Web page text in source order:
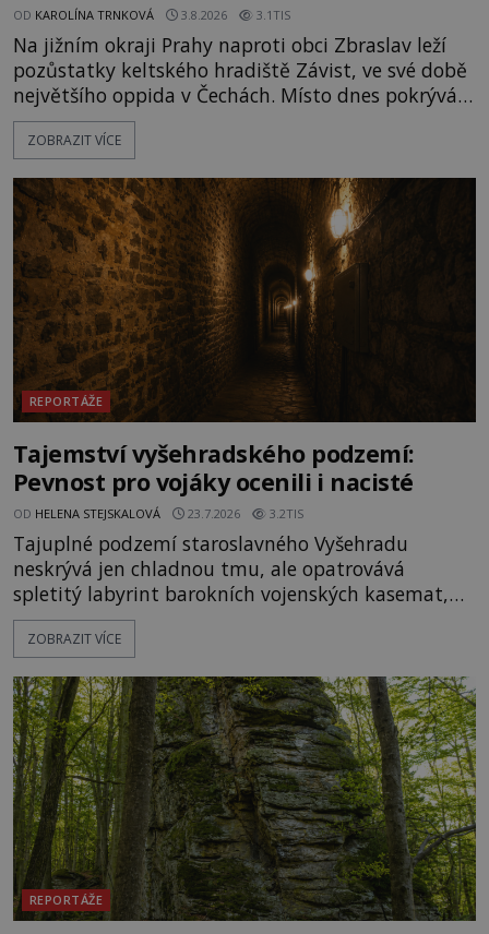
OD KAROLÍNA TRNKOVÁ 3.8.2026 3.1TIS
Na jižním okraji Prahy naproti obci Zbraslav leží
pozůstatky keltského hradiště Závist, ve své době
největšího oppida v Čechách. Místo dnes pokrývá
les, zbytky po kdysi monumentálním hradišti jsou
ale v terénu patrné stále. Co dalšího tu po Keltech
vrch Hr
ZOBRAZIT VÍCE
REPORTÁŽE
Tajemství vyšehradského podzemí:
Pevnost pro vojáky ocenili i nacisté
OD HELENA STEJSKALOVÁ 23.7.2026 3.2TIS
Tajuplné podzemí staroslavného Vyšehradu
neskrývá jen chladnou tmu, ale opatrovává
spletitý labyrint barokních vojenských kasemat,
zapomenuté chrámy a vzácné národní poklady.
Hluboko uvnitř mohutné skály nad řekou Vltavou
vyhýbá shonu moderní metropole. Místo, ke
kterému se vážou nejstarší české mýty, ve svých
temných útrobách střeží monumentální
ZOBRAZIT VÍCE
REPORTÁŽE